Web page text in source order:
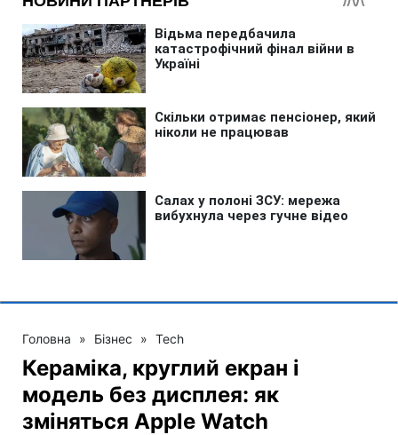
Головна » Бізнес » Tech
Кераміка, круглий екран і
модель без дисплея: як
зміняться Apple Watch